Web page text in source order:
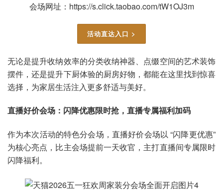
会场网址：https://s.click.taobao.com/tW1OJ3m
活动直达入口 >
无论是提升收纳效率的分类收纳神器、点缀空间的艺术装饰
摆件，还是提升下厨体验的厨房好物，都能在这里找到惊喜
选择，为家居生活注入更多舒适与美好。
直播好价会场：闪降优惠限时抢，直播专属福利加码
作为本次活动的特色分会场，直播好价会场以 “闪降更优惠”
为核心亮点，比主会场提前一天收官，主打直播间专属限时
闪降福利。